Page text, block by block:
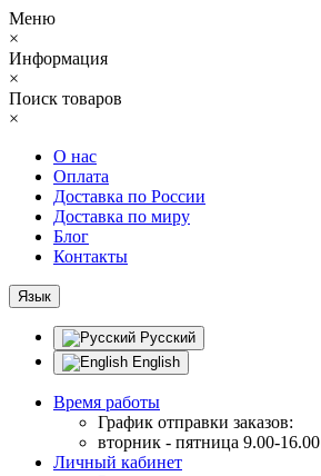
Меню
×
Информация
×
Поиск товаров
×
О нас
Оплата
Доставка по России
Доставка по миру
Блог
Контакты
Язык
Русский
English
Время работы
График отправки заказов:
вторник - пятница 9.00-16.00
Личный кабинет